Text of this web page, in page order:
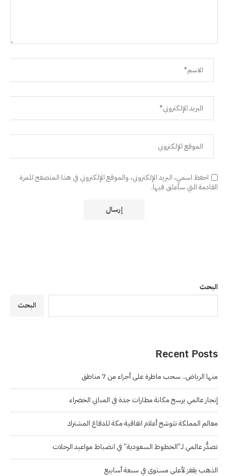
احفظ اسمي، البريد الإلكتروني، والموقع الإلكتروني في هذا المتصفح للمرة
القادمة التي سأعلق فيها.
البحث
البحث
Recent Posts
منها الرياض.. سحب ماطرة على أجزاء من 7 مناطق
إنجاز عالمي يرسخ مكانة مطارات جدة في المباني الخضراء
معالم المملكة تتوشح أعلام اتفاقية مكة للدفاع المشترك
تصدُّر عالمي لـ”الخطوط السعودية” في انضباط مواعيد الرحلات
الذهب يقفز لأعلى مستوى في سبعة أسابيع